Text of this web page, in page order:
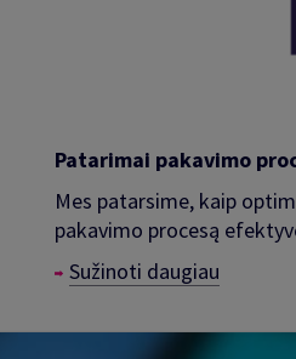
Patarimai pakavimo
Mes patarsime, kaip
pakavimo procesą
Sužinoti daugiau